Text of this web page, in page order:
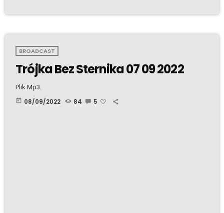
BROADCAST
Trójka Bez Sternika 07 09 2022
Plik Mp3.
today 08/09/2022 84 5